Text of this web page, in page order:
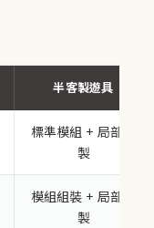
半客製遊具
標準模組 + 局部客
製
模組組裝 + 局部訂
製